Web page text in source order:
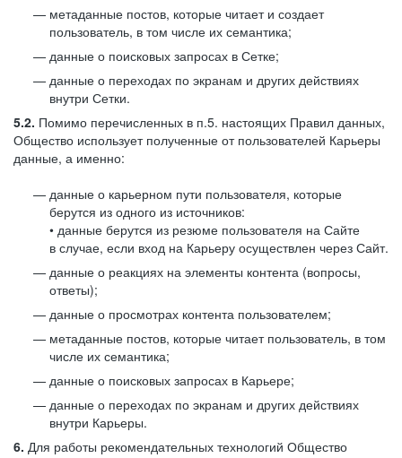
метаданные постов, которые читает и создает
пользователь, в том числе их семантика;
данные о поисковых запросах в Сетке;
данные о переходах по экранам и других действиях
внутри Сетки.
5.2. Помимо перечисленных в п.5. настоящих Правил данных,
Общество использует полученные от пользователей Карьеры
данные, а именно:
данные о карьерном пути пользователя, которые
берутся из одного из источников:
• данные берутся из резюме пользователя на Сайте
в случае, если вход на Карьеру осуществлен через Сайт.
данные о реакциях на элементы контента (вопросы,
ответы);
данные о просмотрах контента пользователем;
метаданные постов, которые читает пользователь, в том
числе их семантика;
данные о поисковых запросах в Карьере;
данные о переходах по экранам и других действиях
внутри Карьеры.
6. Для работы рекомендательных технологий Общество